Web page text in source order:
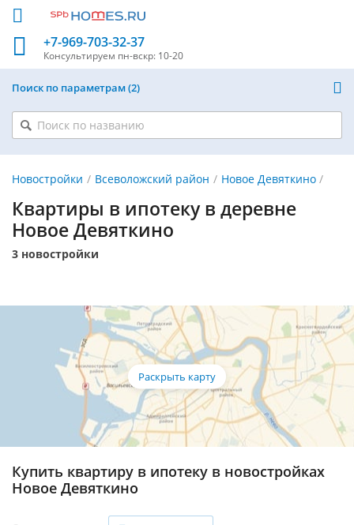
+7-969-703-32-37
Консультируем пн-вскр: 10-20
Поиск по параметрам 2
Новостройки Всеволожский район Новое Девяткино
Квартиры в ипотеку в деревне
Новое Девяткино
3 новостройки
Купить квартиру в ипотеку в новостройках
Новое Девяткино